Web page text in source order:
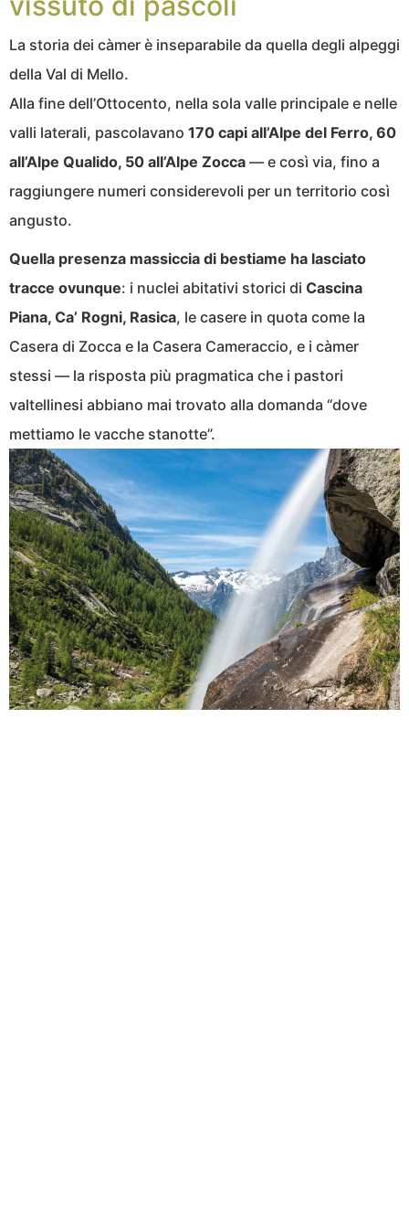
La storia dei càmer è inseparabile da quella degli alpeggi
della Val di Mello.
Alla fine dell’Ottocento, nella sola valle principale e nelle
valli laterali, pascolavano 170 capi all’Alpe del Ferro, 60
all’Alpe Qualido, 50 all’Alpe Zocca — e così via, fino a
raggiungere numeri considerevoli per un territorio così
angusto.
Quella presenza massiccia di bestiame ha lasciato
tracce ovunque: i nuclei abitativi storici di Cascina
Piana, Ca’ Rogni, Rasica, le casere in quota come la
Casera di Zocca e la Casera Cameraccio, e i càmer
stessi — la risposta più pragmatica che i pastori
valtellinesi abbiano mai trovato alla domanda “dove
mettiamo le vacche stanotte”.